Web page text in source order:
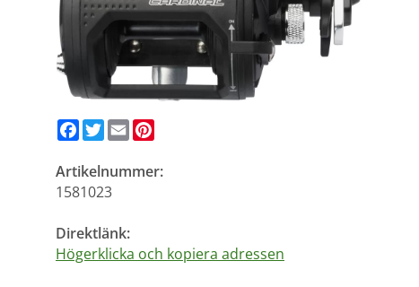
Facebook
Twitter
Email
Artikelnummer:
1581023
Direktlänk:
Högerklicka och kopiera adressen